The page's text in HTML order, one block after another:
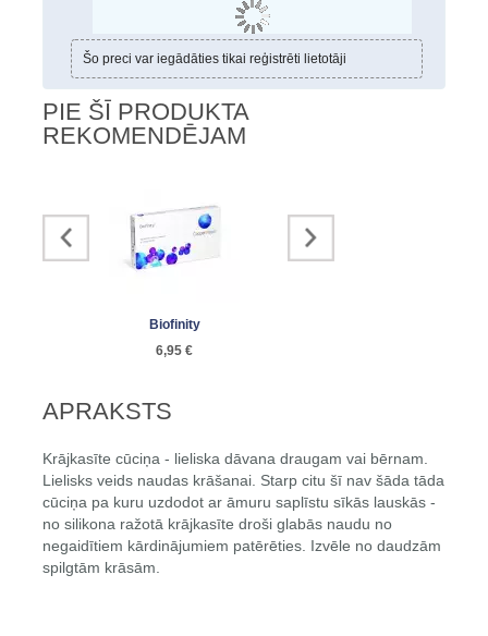
Šo preci var iegādāties tikai reģistrēti lietotāji
PIE ŠĪ PRODUKTA
REKOMENDĒJAM
Biofinity
6,95 €
APRAKSTS
Krājkasīte cūciņa - lieliska dāvana draugam vai bērnam.
Lielisks veids naudas krāšanai. Starp citu šī nav šāda tāda
cūciņa pa kuru uzdodot ar āmuru saplīstu sīkās lauskās -
no silikona ražotā krājkasīte droši glabās naudu no
negaidītiem kārdinājumiem patērēties. Izvēle no daudzām
spilgtām krāsām.